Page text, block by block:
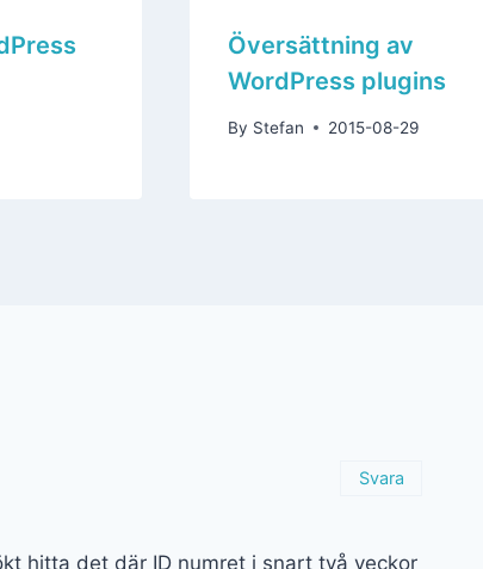
Översättning av
WordPress plugins
By Stefan 2015-08-29
hitta det där ID numret i snart två veckor
Svara